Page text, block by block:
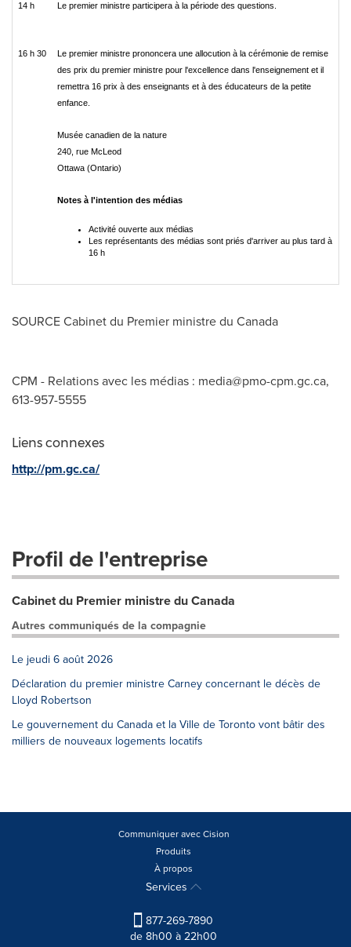
14 h Le premier ministre participera à la période des questions.
16 h 30
Le premier ministre prononcera une allocution à la cérémonie de remise
des prix du premier ministre pour l'excellence dans l'enseignement et il
remettra 16 prix à des enseignants et à des éducateurs de la petite
enfance.
Musée canadien de la nature
240, rue McLeod
Ottawa (Ontario)
Notes à l'intention des médias
Activité ouverte aux médias
Les représentants des médias sont priés d'arriver au plus tard à
16 h
SOURCE Cabinet du Premier ministre du Canada
CPM - Relations avec les médias : media@pmo-cpm.gc.ca,
613-957-5555
Liens connexes
http://pm.gc.ca/
Profil de l'entreprise
Cabinet du Premier ministre du Canada
Autres communiqués de la compagnie
Le jeudi 6 août 2026
Déclaration du premier ministre Carney concernant le décès de
Lloyd Robertson
Le gouvernement du Canada et la Ville de Toronto vont bâtir des
milliers de nouveaux logements locatifs
Communiquer avec Cision
Produits
À propos
Services
877-269-7890
de 8h00 à 22h00